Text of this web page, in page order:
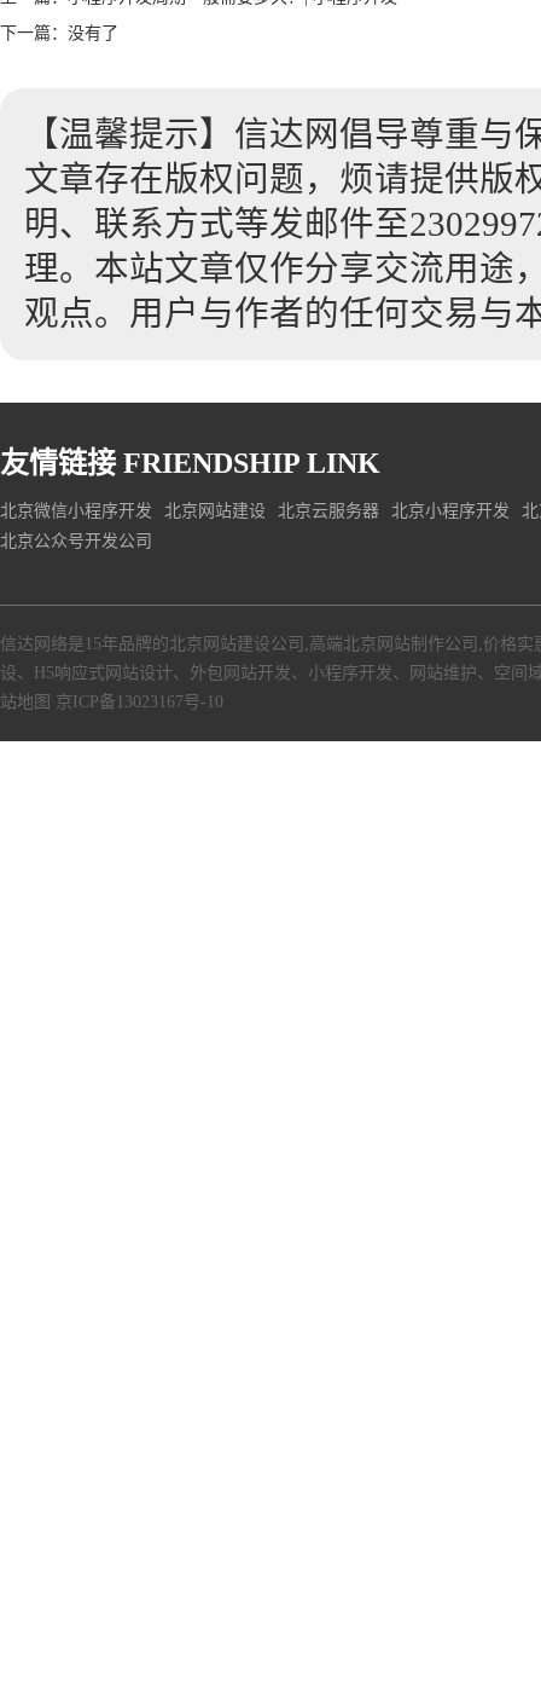
下一篇：没有了
【温馨提示】信达网倡导尊重与
文章存在版权问题，烦请提供版
明、联系方式等发邮件至
理。本站文章仅作分享交流用途
观点。用户与作者的任何交易与
友情链接 FRIENDSHIP LINK
北京微信小程序开发 北京网站建设 北京云服务器 北京小程序开发
北京公众号开发公司
信达网络是15年品牌的北京网站建设公司,高端北京网站制作公司,价格
设、H5响应式网站设计、外包网站开发、小程序开发、网站维护、空
站地图 京ICP备13023167号-10